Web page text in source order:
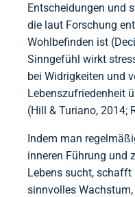
Entscheidungen und
die laut Forschung
Wohlbefinden ist
Sinngefühl wirkt
bei Widrigkeiten und
Lebenszufriedenheit
(Hill & Turiano, 2014;
Indem man
inneren Führung und
Lebens sucht,
sinnvolles